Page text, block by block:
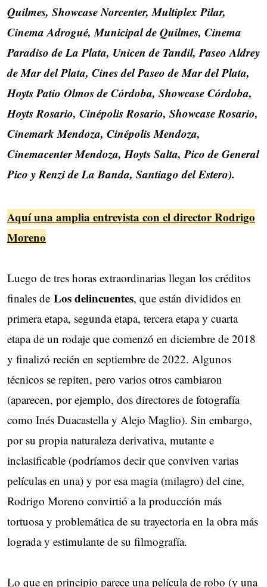
Quilmes, Showcase Norcenter, Multiplex Pilar,
Cinema Adrogué, Municipal de Quilmes, Cinema
Paradiso de La Plata, Unicen de Tandil, Paseo Aldrey
de Mar del Plata, Cines del Paseo de Mar del Plata,
Hoyts Patio Olmos de Córdoba, Showcase Córdoba,
Hoyts Rosario, Cinépolis Rosario, Showcase Rosario,
Cinemark Mendoza, Cinépolis Mendoza,
Cinemacenter Mendoza, Hoyts Salta, Pico de General
Pico y Renzi de La Banda, Santiago del Estero).
Aquí una amplia entrevista con el director Rodrigo
Moreno
Luego de tres horas extraordinarias llegan los créditos
finales de Los delincuentes, que están divididos en
primera etapa, segunda etapa, tercera etapa y cuarta
etapa de un rodaje que comenzó en diciembre de 2018
y finalizó recién en septiembre de 2022. Algunos
técnicos se repiten, pero varios otros cambiaron
(aparecen, por ejemplo, dos directores de fotografía
como Inés Duacastella y Alejo Maglio). Sin embargo,
por su propia naturaleza derivativa, mutante e
inclasificable (podríamos decir que conviven varias
películas en una) y por esa magia (milagro) del cine,
Rodrigo Moreno convirtió a la producción más
tortuosa y problemática de su trayectoria en la obra más
lograda y estimulante de su filmografía.
Lo que en principio parece una película de robo (y una